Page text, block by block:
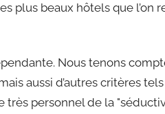
plus beaux hôtels que l’on
Nous tenons
aussi d’autres critères
personnel de la